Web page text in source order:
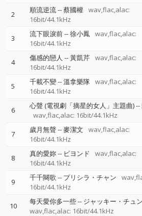
2 順流逆流--蔡國權 wav,flac,alac:
16bit/44.1kHz
3 流下眼淚前--徐小鳳 wav,flac,alac:
16bit/44.1kHz
4 傷感的戀人 --黃凱芹 wav,flac,alac:
16bit/44.1kHz
5 千載不變--溫拿樂隊 wav,flac,alac:
16bit/44.1kHz
6 心聲 (電視劇「摘星的女人」主題曲)--
wav,flac,alac: 16bit/44.1kHz
7 歲月無聲--麥潔文
wav,flac,alac:
16bit/44.1kHz
8 真的愛妳-- ビヨンド
wav,flac,alac:
16bit/44.1kHz
9 千千闋歌 -- プリシラ・チャン
16bit/44.1kHz
10 每天愛你多一些-- ジャッキー・チュン
wav,flac,alac: 16bit/44.1kHz